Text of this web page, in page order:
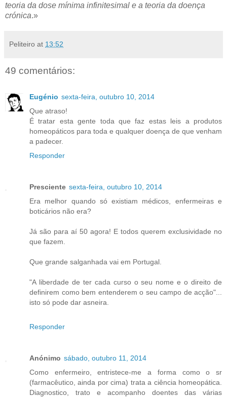
teoria da dose mínima infinitesimal e a teoria da doença
crónica.»
Peliteiro at 13:52
49 comentários:
Eugénio sexta-feira, outubro 10, 2014
Que atraso!
É tratar esta gente toda que faz estas leis a produtos
homeopáticos para toda e qualquer doença de que venham
a padecer.
Responder
Presciente sexta-feira, outubro 10, 2014
Era melhor quando só existiam médicos, enfermeiras e
boticários não era?
Já são para aí 50 agora! E todos querem exclusividade no
que fazem.
Que grande salganhada vai em Portugal.
"A liberdade de ter cada curso o seu nome e o direito de
definirem como bem entenderem o seu campo de acção"...
isto só pode dar asneira.
Responder
Anónimo sábado, outubro 11, 2014
Como enfermeiro, entristece-me a forma como o sr
(farmacêutico, ainda por cima) trata a ciência homeopática.
Diagnostico, trato e acompanho doentes das várias